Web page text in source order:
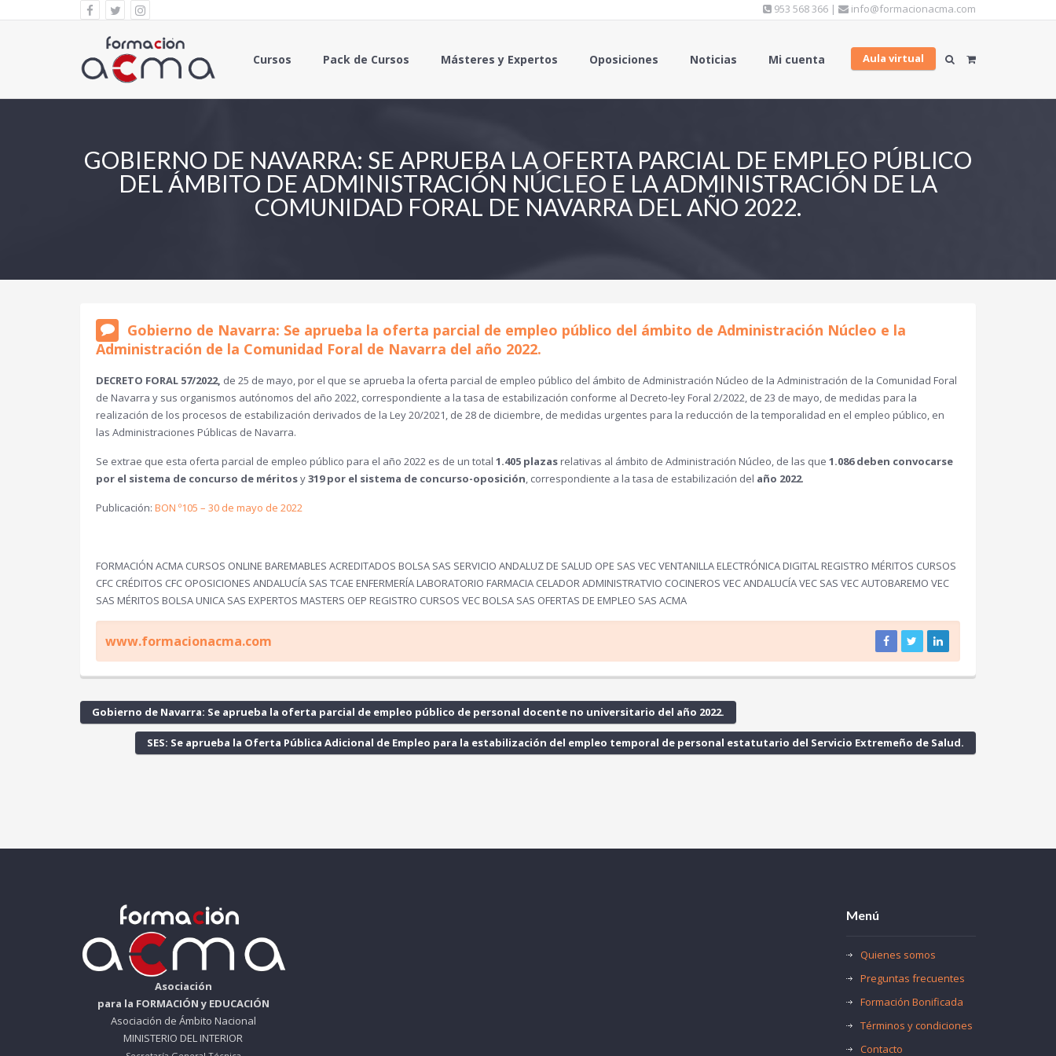
953 568 366 | info@formacionacma.com
Cursos Pack de Cursos Másteres y Expertos Oposiciones Noticias Mi cuenta Aula virtual
GOBIERNO DE NAVARRA: SE APRUEBA LA OFERTA PARCIAL DE EMPLEO PÚBLICO
DEL ÁMBITO DE ADMINISTRACIÓN NÚCLEO E LA ADMINISTRACIÓN DE LA
COMUNIDAD FORAL DE NAVARRA DEL AÑO 2022.
Gobierno de Navarra: Se aprueba la oferta parcial de empleo público del ámbito de Administración Núcleo e la
Administración de la Comunidad Foral de Navarra del año 2022.
DECRETO FORAL 57/2022, de 25 de mayo, por el que se aprueba la oferta parcial de empleo público del ámbito de Administración Núcleo de la Administración de la Comunidad Foral
de Navarra y sus organismos autónomos del año 2022, correspondiente a la tasa de estabilización conforme al Decreto-ley Foral 2/2022, de 23 de mayo, de medidas para la
realización de los procesos de estabilización derivados de la Ley 20/2021, de 28 de diciembre, de medidas urgentes para la reducción de la temporalidad en el empleo público, en
las Administraciones Públicas de Navarra.
Se extrae que esta oferta parcial de empleo público para el año 2022 es de un total 1.405 plazas relativas al ámbito de Administración Núcleo, de las que 1.086 deben convocarse
por el sistema de concurso de méritosy319 por el sistema de concurso-oposición, correspondiente a la tasa de estabilización del año 2022.
Publicación: BON º105 – 30 de mayo de 2022
FORMACIÓN ACMA CURSOS ONLINE BAREMABLES ACREDITADOS BOLSA SAS SERVICIO ANDALUZ DE SALUD OPE SAS VEC VENTANILLA ELECTRÓNICA DIGITAL REGISTRO MÉRITOS CURSOS
CFC CRÉDITOS CFC OPOSICIONES ANDALUCÍA SAS TCAE ENFERMERÍA LABORATORIO FARMACIA CELADOR ADMINISTRATVIO COCINEROS VEC ANDALUCÍA VEC SAS VEC AUTOBAREMO VEC
SAS MÉRITOS BOLSA UNICA SAS EXPERTOS MASTERS OEP REGISTRO CURSOS VEC BOLSA SAS OFERTAS DE EMPLEO SAS ACMA
www.formacionacma.com
Gobierno de Navarra: Se aprueba la oferta parcial de empleo público de personal docente no universitario del año 2022.
SES: Se aprueba la Oferta Pública Adicional de Empleo para la estabilización del empleo temporal de personal estatutario del Servicio Extremeño de Salud.
Asociación
para la FORMACIÓN y EDUCACIÓN
Asociación de Ámbito Nacional
MINISTERIO DEL INTERIOR
Menú
Quienes somos
Preguntas frecuentes
Formación Bonificada
Términos y condiciones
Contacto